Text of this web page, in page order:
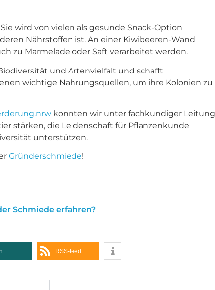
wird von vielen als gesunde Snack-Option
Nährstoffen ist. An einer Kiwibeeren-Wand
zu Marmelade oder Saft verarbeitet werden.
und Artenvielfalt und schafft
wichtige Nahrungsquellen, um ihre Kolonien zu
konnten wir unter fachkundiger Leitung
stärken, die Leidenschaft für Pflanzenkunde
unterstützen.
Gründerschmiede!
Schmiede erfahren?
RSS-feed